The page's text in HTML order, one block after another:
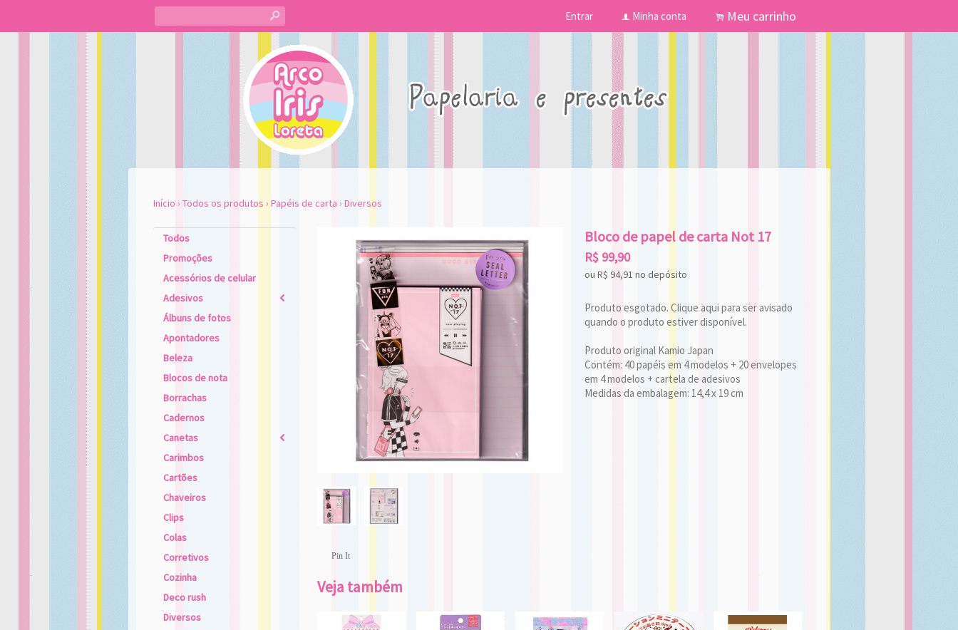
s Entrar f Minha conta . Meu carrinho
Início › Todos os produtos › Papéis de carta › Diversos
Todos
Promoções
Acessórios de celular
Adesivos
2
Álbuns de fotos
Apontadores
Beleza
Blocos de nota
Borrachas
Cadernos
Canetas
2
Carimbos
Cartões
Chaveiros
Clips
Colas
Corretivos
Cozinha
Deco rush
Diversos
Pin It
Bloco de papel de carta Not 17
R$ 99,90
ou R$ 94,91 no depósito
Produto esgotado. Clique aqui para ser avisado
quando o produto estiver disponível.
Produto original Kamio Japan
Contém: 40 papéis em 4 modelos + 20 envelopes
em 4 modelos + cartela de adesivos
Medidas da embalagem: 14,4 x 19 cm
Veja também